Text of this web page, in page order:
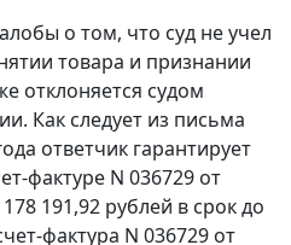
о том, что суд не учел
товара и признании
отклоняется судом
Как следует из письма
ответчик гарантирует
фактуре N 036729 от
191,92 рублей в срок до
фактура N 036729 от